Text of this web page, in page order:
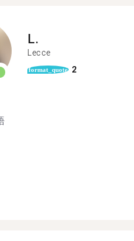
L.
Lecce
format_quote 2